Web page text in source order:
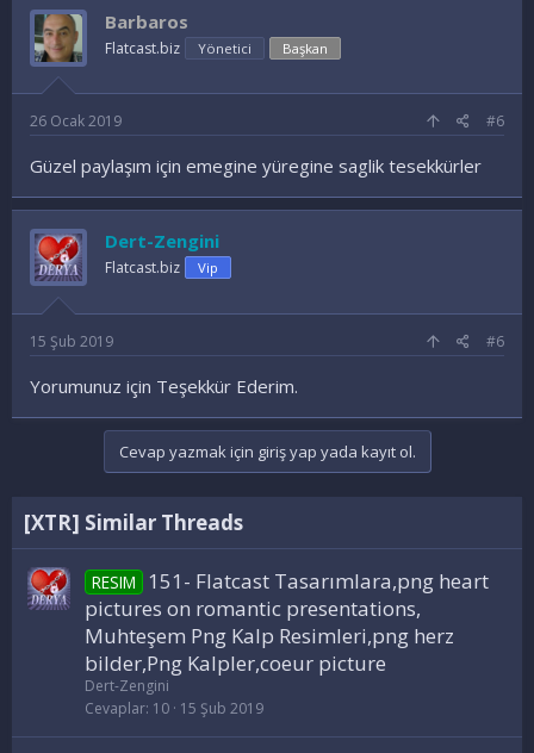
Barbaros
Flatcast.biz Yönetici Başkan
26 Ocak 2019 #6
Güzel paylaşım için emegine yüregine saglik tesekkürler
Dert-Zengini
Flatcast.biz Vip
15 Şub 2019 #6
Yorumunuz için Teşekkür Ederim.
Cevap yazmak için giriş yap yada kayıt ol.
[XTR] Similar Threads
RESIM
151- Flatcast Tasarımlara,png heart
pictures on romantic presentations,
Muhteşem Png Kalp Resimleri,png herz
bilder,Png Kalpler,coeur picture
Dert-Zengini
Cevaplar 10 15 Şub 2019